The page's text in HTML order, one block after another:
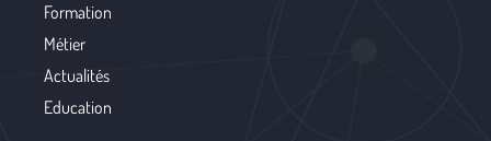
Formation
Métier
Actualités
Education